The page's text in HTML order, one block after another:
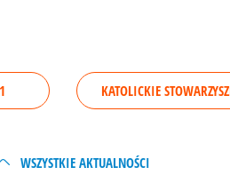
KATOLICKIE
WSZYSTKIE AKTUALNOŚCI